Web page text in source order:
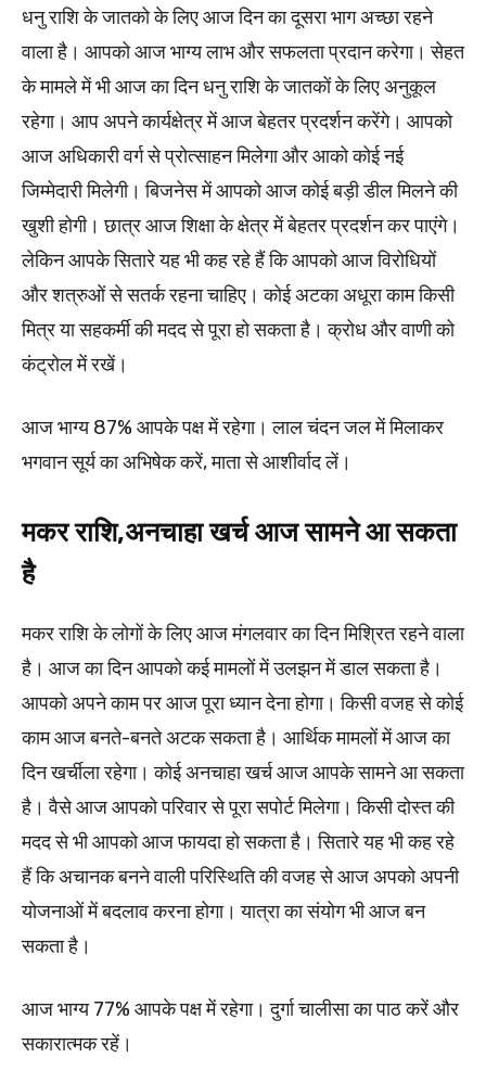
धनु राशि के जातको के लिए आज दिन का दूसरा भाग अच्छा रहने
वाला है। आपको आज भाग्य लाभ और सफलता प्रदान करेगा। सेहत
के मामले में भी आज का दिन धनु राशि के जातकों के लिए अनुकूल
रहेगा। आप अपने कार्यक्षेत्र में आज बेहतर प्रदर्शन करेंगे। आपको
आज अधिकारी वर्ग से प्रोत्साहन मिलेगा और आको कोई नई
जिम्मेदारी मिलेगी। बिजनेस में आपको आज कोई बड़ी डील मिलने की
खुशी होगी। छात्र आज शिक्षा के क्षेत्र में बेहतर प्रदर्शन कर पाएंगे।
लेकिन आपके सितारे यह भी कह रहे हैं कि आपको आज विरोधियों
और शत्रुओं से सतर्क रहना चाहिए। कोई अटका अधूरा काम किसी
मित्र या सहकर्मी की मदद से पूरा हो सकता है। क्रोध और वाणी को
कंट्रोल में रखें।
आज भाग्य 87% आपके पक्ष में रहेगा। लाल चंदन जल में मिलाकर
भगवान सूर्य का अभिषेक करें, माता से आशीर्वाद लें।
मकर राशि,अनचाहा खर्च आज सामने आ सकता
है
मकर राशि के लोगों के लिए आज मंगलवार का दिन मिश्रित रहने वाला
है। आज का दिन आपको कई मामलों में उलझन में डाल सकता है।
आपको अपने काम पर आज पूरा ध्यान देना होगा। किसी वजह से कोई
काम आज बनते-बनते अटक सकता है। आर्थिक मामलों में आज का
दिन खर्चीला रहेगा। कोई अनचाहा खर्च आज आपके सामने आ सकता
है। वैसे आज आपको परिवार से पूरा सपोर्ट मिलेगा। किसी दोस्त की
मदद से भी आपको आज फायदा हो सकता है। सितारे यह भी कह रहे
हैं कि अचानक बनने वाली परिस्थिति की वजह से आज अपको अपनी
योजनाओं में बदलाव करना होगा। यात्रा का संयोग भी आज बन
सकता है।
आज भाग्य 77% आपके पक्ष में रहेगा। दुर्गा चालीसा का पाठ करें और
सकारात्मक रहें।